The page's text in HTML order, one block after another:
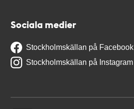
Sociala medier
Stockholmskällan på Facebook
Stockholmskällan på Instagram